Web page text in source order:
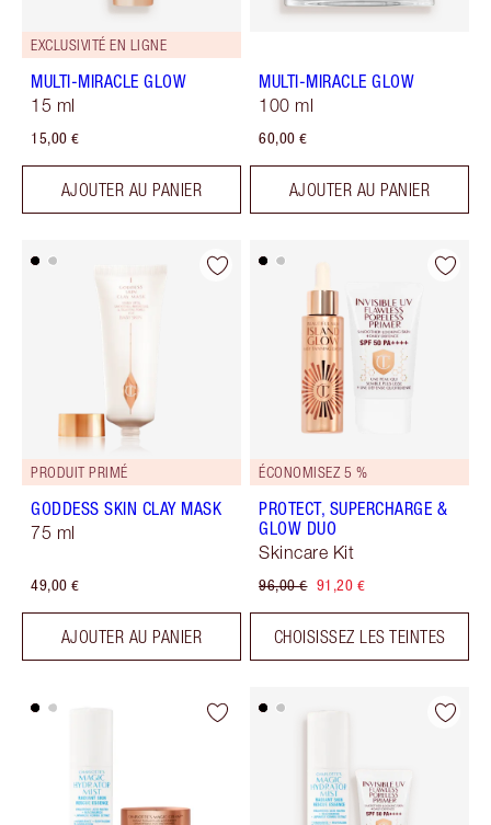
EXCLUSIVITÉ EN LIGNE
MULTI-MIRACLE GLOW
15 ml
15,00 €
AJOUTER AU PANIER
MULTI-MIRACLE GLOW
100 ml
60,00 €
AJOUTER AU PANIER
PRODUIT PRIMÉ
GODDESS SKIN CLAY MASK
75 ml
49,00 €
AJOUTER AU PANIER
ÉCONOMISEZ 5 %
PROTECT, SUPERCHARGE &
GLOW DUO
Skincare Kit
96,00 € 91,20 €
CHOISISSEZ LES TEINTES